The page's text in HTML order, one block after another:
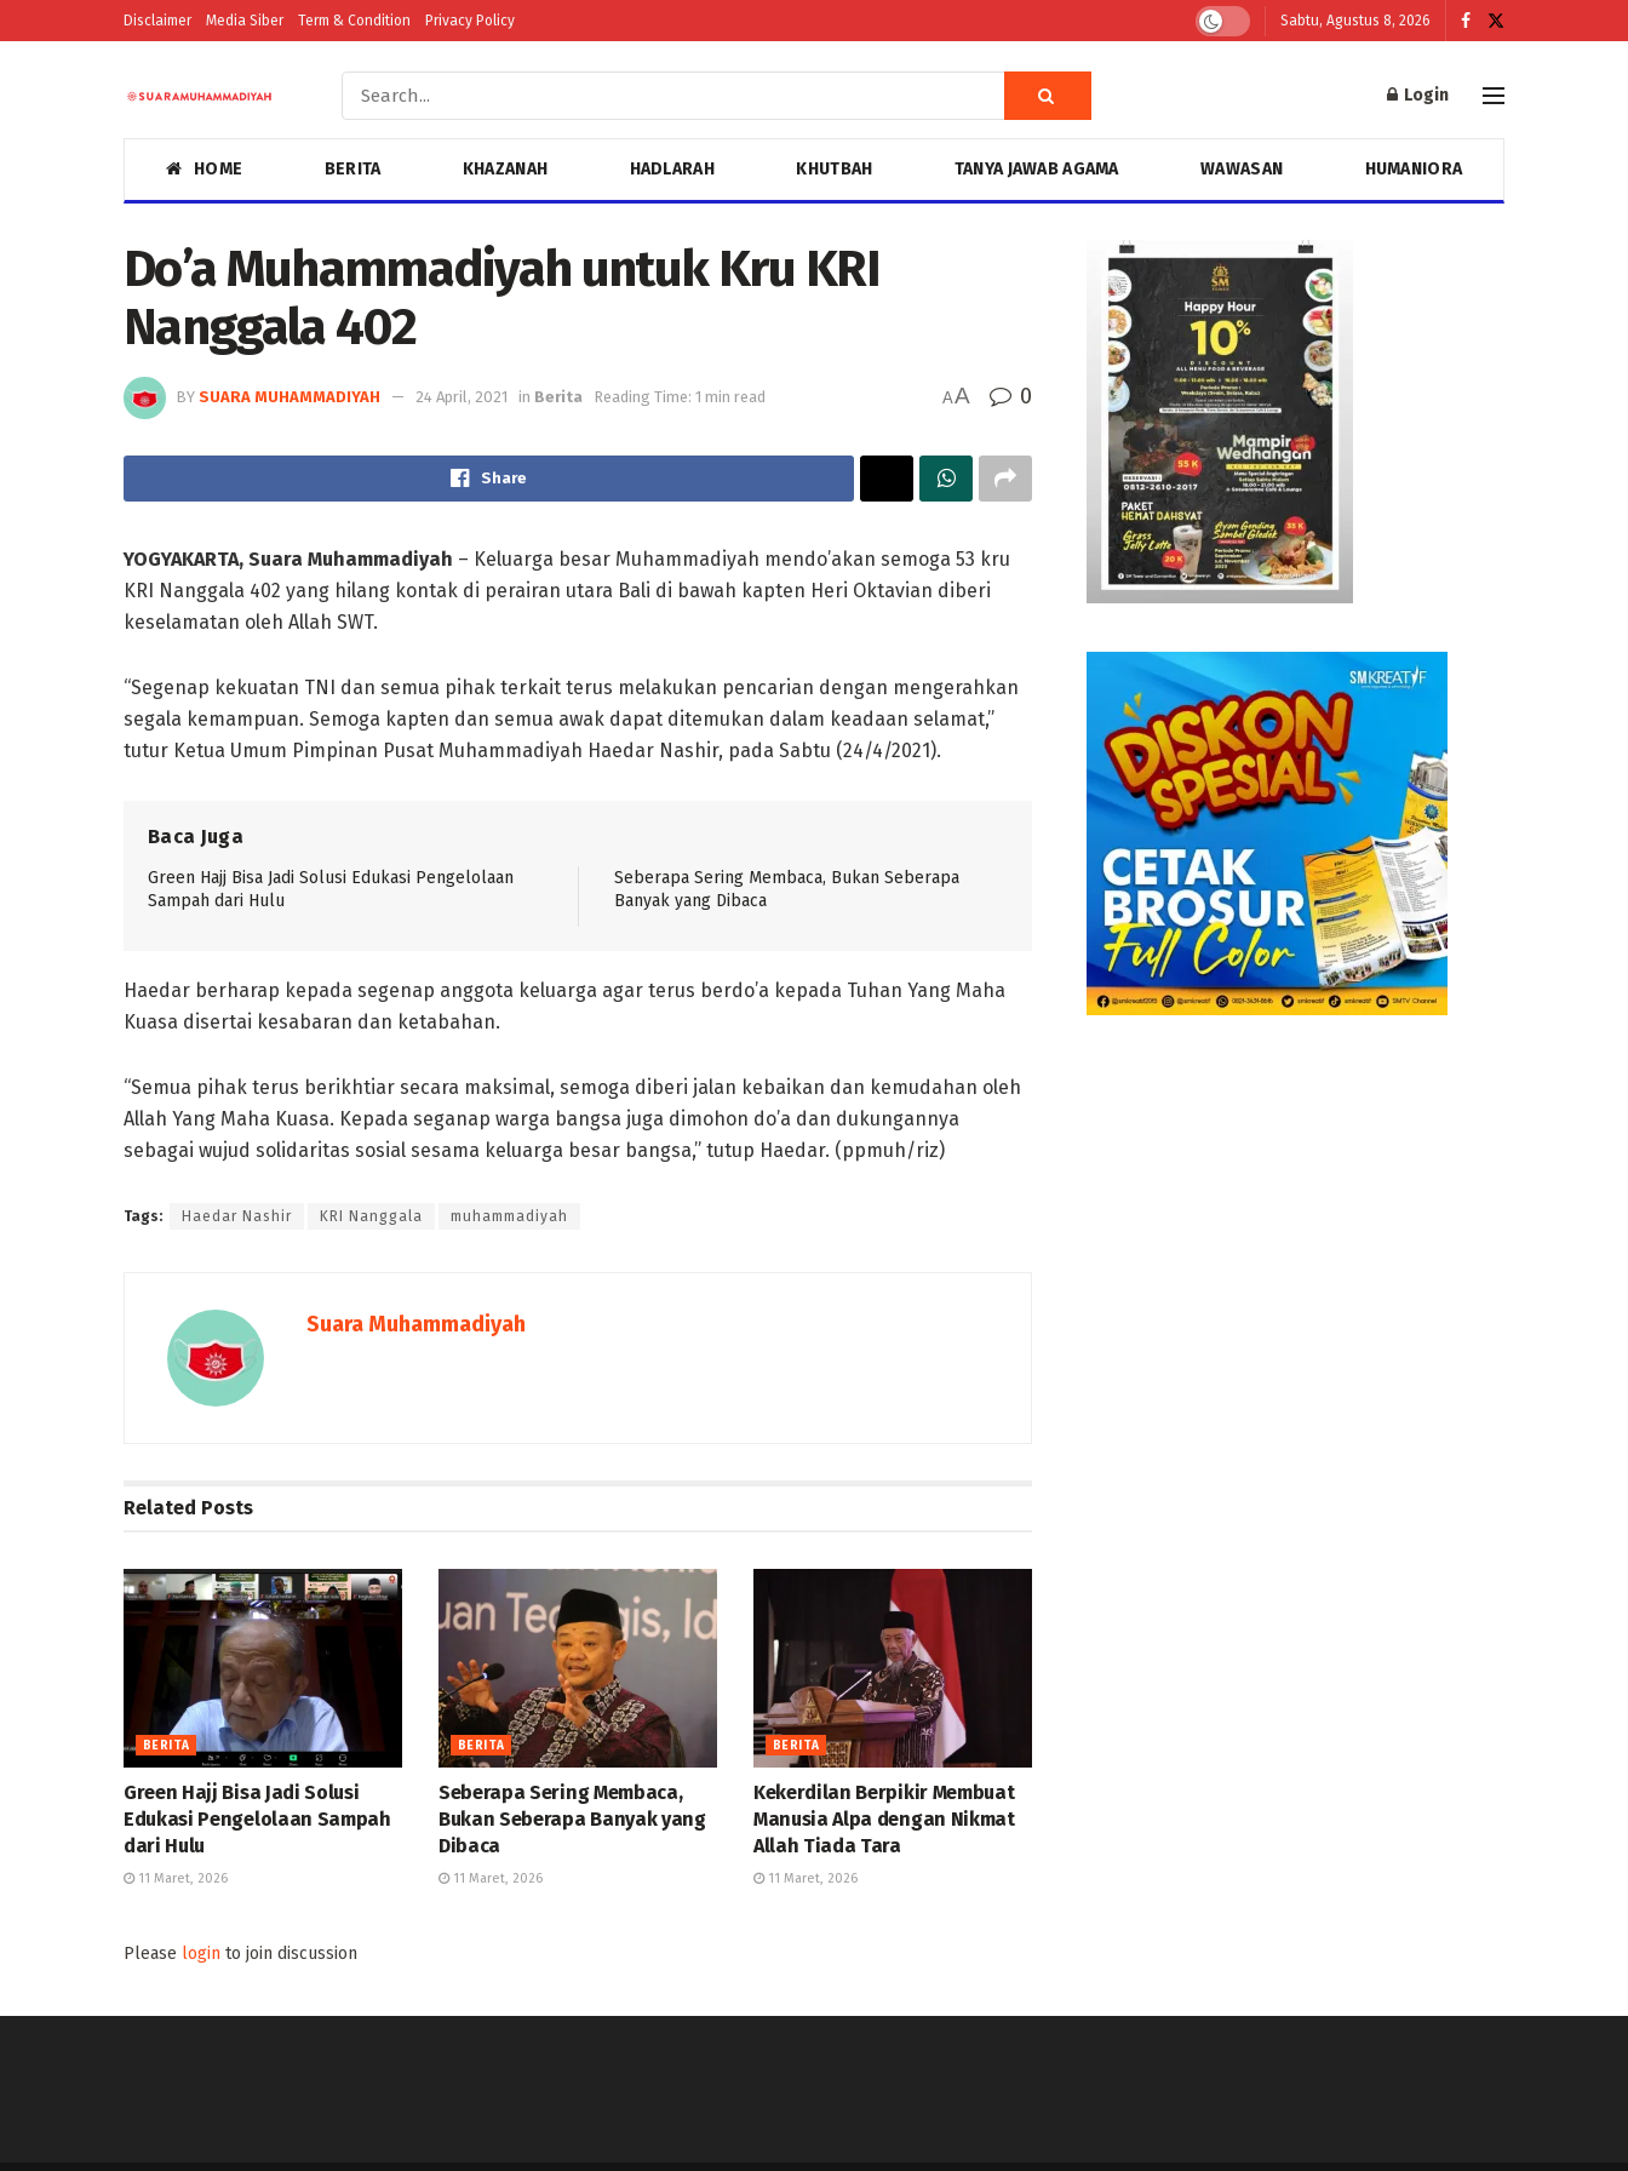
Disclaimer Media Siber Term & Condition Privacy Policy Sabtu, Agustus 8, 2026
Login
HOME BERITA KHAZANAH HADLARAH KHUTBAH TANYA JAWAB AGAMA WAWASAN HUMANIORA
Do’a Muhammadiyah untuk Kru KRI
Nanggala 402
BY SUARA MUHAMMADIYAH 24 April, 2021 in Berita Reading Time: 1 min read AA 0
Share
YOGYAKARTA, Suara Muhammadiyah – Keluarga besar Muhammadiyah mendo’akan semoga 53 kru
KRI Nanggala 402 yang hilang kontak di perairan utara Bali di bawah kapten Heri Oktavian diberi
keselamatan oleh Allah SWT.
“Segenap kekuatan TNI dan semua pihak terkait terus melakukan pencarian dengan mengerahkan
segala kemampuan. Semoga kapten dan semua awak dapat ditemukan dalam keadaan selamat,”
tutur Ketua Umum Pimpinan Pusat Muhammadiyah Haedar Nashir, pada Sabtu (24/4/2021).
Baca Juga
Green Hajj Bisa Jadi Solusi Edukasi Pengelolaan
Sampah dari Hulu
Seberapa Sering Membaca, Bukan Seberapa
Banyak yang Dibaca
Haedar berharap kepada segenap anggota keluarga agar terus berdo’a kepada Tuhan Yang Maha
Kuasa disertai kesabaran dan ketabahan.
“Semua pihak terus berikhtiar secara maksimal, semoga diberi jalan kebaikan dan kemudahan oleh
Allah Yang Maha Kuasa. Kepada seganap warga bangsa juga dimohon do’a dan dukungannya
sebagai wujud solidaritas sosial sesama keluarga besar bangsa,” tutup Haedar. (ppmuh/riz)
Tags: Haedar Nashir KRI Nanggala muhammadiyah
Suara Muhammadiyah
Related Posts
BERITA
Green Hajj Bisa Jadi Solusi
Edukasi Pengelolaan Sampah
dari Hulu
11 Maret, 2026
BERITA
Seberapa Sering Membaca,
Bukan Seberapa Banyak yang
Dibaca
11 Maret, 2026
BERITA
Kekerdilan Berpikir Membuat
Manusia Alpa dengan Nikmat
Allah Tiada Tara
11 Maret, 2026
Please login to join discussion